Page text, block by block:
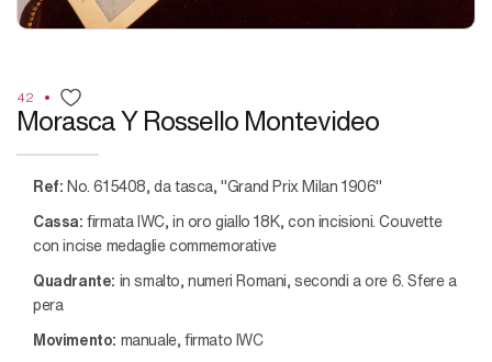
42
Morasca Y Rossello Montevideo
Ref:No. 615408, da tasca, "Grand Prix Milan 1906"
Cassa:firmata IWC,in oro giallo 18K, con incisioni. Couvette
con incise medaglie commemorative
Quadrante: in smalto, numeri Romani, secondi a ore 6. Sfere a
pera
Movimento: manuale, firmato IWC